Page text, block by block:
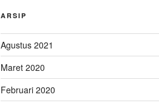
ARSIP
Agustus 2021
Maret 2020
Februari 2020